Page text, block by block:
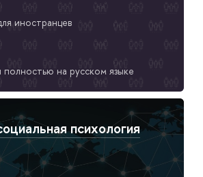
иностранцев
на русском языке
психология